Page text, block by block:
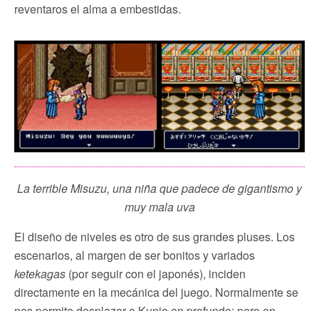
reventaros el alma a embestidas.
La terrible Misuzu, una niña que padece de gigantismo y
muy mala uva
El diseño de niveles es otro de sus grandes pluses. Los
escenarios, al margen de ser bonitos y variados
ketekagas (por seguir con el japonés), inciden
directamente en la mecánica del juego. Normalmente se